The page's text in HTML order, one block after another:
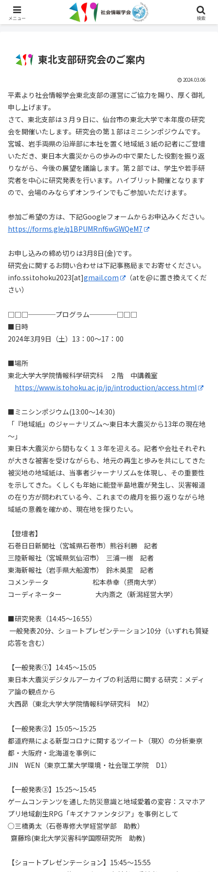
English
東北支部研究会のご案内
2024.03.06
平素より社会情報学会東北支部の運営にご協力を賜り、厚く御礼
申し上げます。
さて、東北支部は３月９日に、仙台市の東北大学で本年度の研究
会を開催いたします。研究会の第１部はミニシンポジウムです。
宮城、岩手両県の沿岸部に本社を置く地域紙３紙の記者にご登壇
いただき、東日本大震災からの歩みの中で果たした役割を振り返
りながら、今後の展望を議論します。第２部では、学生や若手研
究者を中心に研究発表を行います。ハイブリット開催となります
ので、会場のみならずオンラインでもご参加いただけます。
参加ご希望の方は、下記Googleフォームからお申込みください。
https://forms.gle/q1BPUMRnf6wGWQeM7
お申し込みの締め切りは3月8日(金)です。
研究会に関するお問い合わせは下記事務局までお寄せください。
info.ssi.tohoku2023[at]gmail.com
（atを@に置き換えてくだ
さい）
□□□────プログラム────□□□
■日時
2024年3月9日（土）13：00～17：00
■場所
東北大学大学院情報科学研究科 ２階 中講義室
https://www.is.tohoku.ac.jp/jp/introduction/access.html
■ミニシンポジウム(13:00～14:30)
「『地域紙』のジャーナリズム～東日本大震災から13年の現在地
～」
東日本大震災から間もなく１３年を迎える。記者や会社それぞれ
が大きな被害を受けながらも、地元の再生と歩みを共にしてきた
被災地の地域紙は、当事者ジャーナリズムを体現し、その重要性
を示してきた。くしくも年始に能登半島地震が発生し、災害報道
の在り方が問われている今、これまでの歳月を振り返りながら地
域紙の意義を確かめ、現在地を探りたい。
【登壇者】
石巻日日新聞社（宮城県石巻市）熊谷利勝 記者
三陸新報社（宮城県気仙沼市） 三浦一樹 記者
東海新報社（岩手県大船渡市） 鈴木英里 記者
コメンテータ 松本恭幸（摂南大学）
コーディネーター 大内斎之（新潟経営大学）
■研究発表（14:45～16:55）
一般発表20分、ショートプレゼンテーション10分（いずれも質疑
応答を含む）
【一般発表①】14:45～15:05
東日本大震災デジタルアーカイブの利活用に関する研究：メディ
ア論の観点から
大西昴（東北大学大学院情報科学研究科 M2）
【一般発表②】15:05～15:25
都道府県による新型コロナに関するツイート（現X）の分析――東京
都・大阪府・北海道を事例に
JIN WEN（東京工業大学環境・社会理工学院 D1）
【一般発表③】15:25～15:45
ゲームコンテンツを通した防災意識と地域愛着の変容：スマホア
プリ地域創生RPG「キズナファンタジア」を事例として
○三橋勇太（石巻専修大学経営学部 助教）
齋藤玲(東北大学災害科学国際研究所 助教)
【ショートプレゼンテーション】15:45～15:55
メニュー 検索